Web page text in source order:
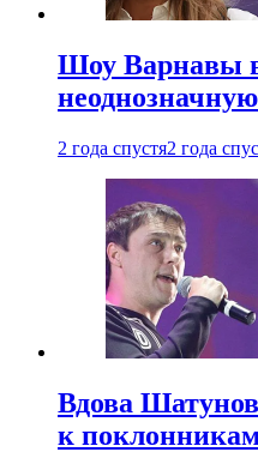
Шоу Варнавы
2 года спустя2 года
Вдова
к